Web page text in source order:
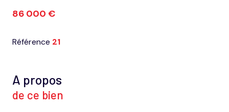
86 000 €
Référence 21
A propos
de ce bien